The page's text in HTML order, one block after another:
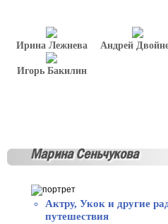
Ирина Лежнева Андрей
Игорь Бакилин
Марина Сеньчукова
Актру, Укок и другие
путешествия